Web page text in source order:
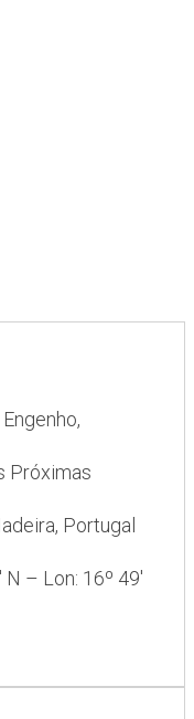
Próximas
Portugal
– Lon: 16º 49′